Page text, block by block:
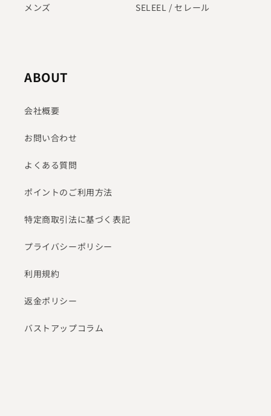
メンズ SELEEL / セレール
ABOUT
会社概要
お問い合わせ
よくある質問
ポイントのご利用方法
特定商取引法に基づく表記
プライバシーポリシー
利用規約
返金ポリシー
バストアップコラム